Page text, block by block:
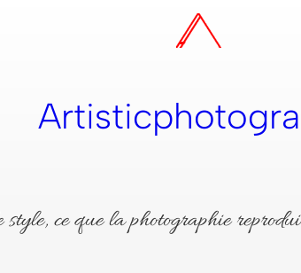
ce que la photographie